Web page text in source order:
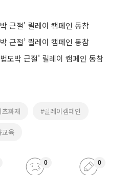
근절' 릴레이 캠페인 동참
근절’ 릴레이 캠페인 동참
도박 근절' 릴레이 캠페인 동참
화재 #릴레이캠페인
교육
0 0